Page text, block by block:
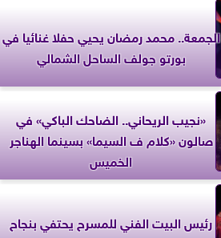
الجمعة.. محمد رمضان يحيي حفلا غنائيا في
بورتو جولف الساحل الشمالي
«نجيب الريحاني.. الضاحك الباكي» في
صالون «كلام ف السيما» بسينما الهناجر
الخميس
رئيس البيت الفني للمسرح يحتفي بنجاح